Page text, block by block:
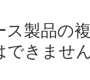
ス製品の
できませ